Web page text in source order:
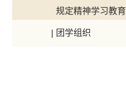
规定精神学习教育
| 团学组织